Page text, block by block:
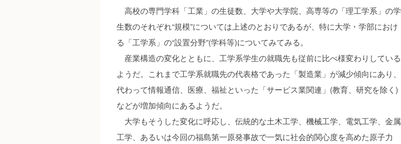
高校の専門学科「工業」の生徒数、大学や大学院、高専等の「理工学系」の学
生数のそれぞれ“規模”については上述のとおりであるが、特に大学・学部におけ
る「工学系」の“設置分野”(学科等)についてみてみる。
産業構造の変化とともに、工学系学生の就職先も従前に比べ様変わりしている
ようだ。これまで工学系就職先の代表格であった「製造業」が減少傾向にあり、
代わって情報通信、医療、福祉といった「サービス業関連」(教育、研究を除く)
などが増加傾向にあるようだ。
大学もそうした変化に呼応し、伝統的な土木工学、機械工学、電気工学、金属
工学、あるいは今回の福島第一原発事故で一気に社会的関心度を高めた原子力